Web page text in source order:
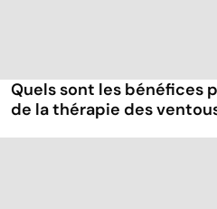
Quels sont les bénéfices
de la thérapie des